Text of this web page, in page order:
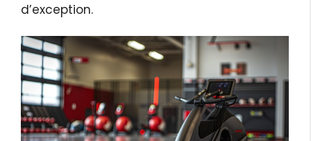
d’exception.